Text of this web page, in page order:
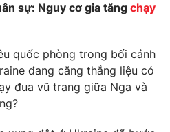
sự: Nguy cơ gia tăng chạy
quốc phòng trong bối cảnh
đang căng thẳng liệu có
đua vũ trang giữa Nga và